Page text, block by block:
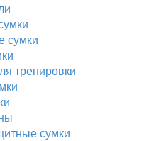
сумки
тренировки
сумки